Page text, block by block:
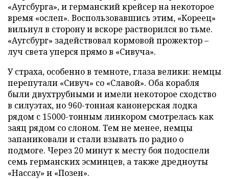
«Аугсбурга», и германский крейсер на некоторое
время «ослеп». Воспользовавшись этим, «Кореец»
вильнул в сторону и вскоре растворился во тьме.
«Аугсбург» задействовал кормовой прожектор –
луч света уперся прямо в «Сивуча».
У страха, особенно в темноте, глаза велики: немцы
перепутали «Сивуч» со «Славой». Оба корабля
были двухтрубными и имели некоторое сходство
в силуэтах, но 960-тонная канонерская лодка
рядом с 15000-тонным линкором смотрелась как
заяц рядом со слоном. Тем не менее, немцы
запаниковали и стали взывать по радио о
подмоге. Через 20 минут к месту боя подоспели
семь германских эсминцев, а также дредноуты
«Нассау» и «Позен».